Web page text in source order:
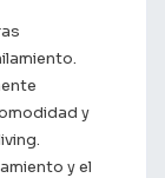
y
y el